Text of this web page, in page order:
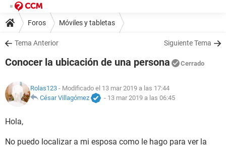
Foros Móviles y tabletas
Tema Anterior Siguiente Tema
Conocer la ubicación de una persona Cerrado
Rolas123 - Modificado el 13 mar 2019 a las 17:44
César Villagómez
- 13 mar 2019 a las 06:45
Hola,
No puedo localizar a mi esposa como le hago para ver la